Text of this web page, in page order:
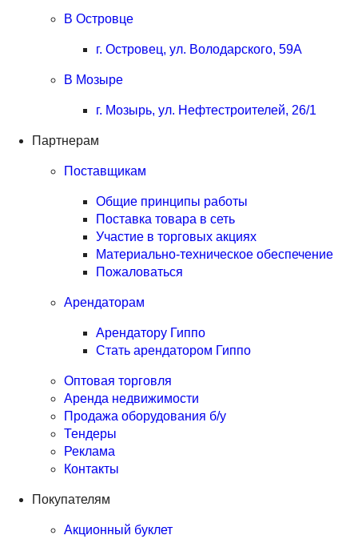
В Островце
г. Островец, ул. Володарского, 59А
В Мозыре
г. Мозырь, ул. Нефтестроителей, 26/1
Партнерам
Поставщикам
Общие принципы работы
Поставка товара в сеть
Участие в торговых акциях
Материально-техническое обеспечение
Пожаловаться
Арендаторам
Арендатору Гиппо
Стать арендатором Гиппо
Оптовая торговля
Аренда недвижимости
Продажа оборудования б/у
Тендеры
Реклама
Контакты
Покупателям
Акционный буклет